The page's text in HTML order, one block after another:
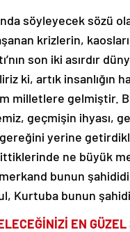
söyleyecek sözü
krizlerin,
son iki asırdır
ki, artık insanlığın
milletlere gelmiştir.
geçmişin ihyası,
yerine
ne büyük
bunun
Kurtuba bunun
EN